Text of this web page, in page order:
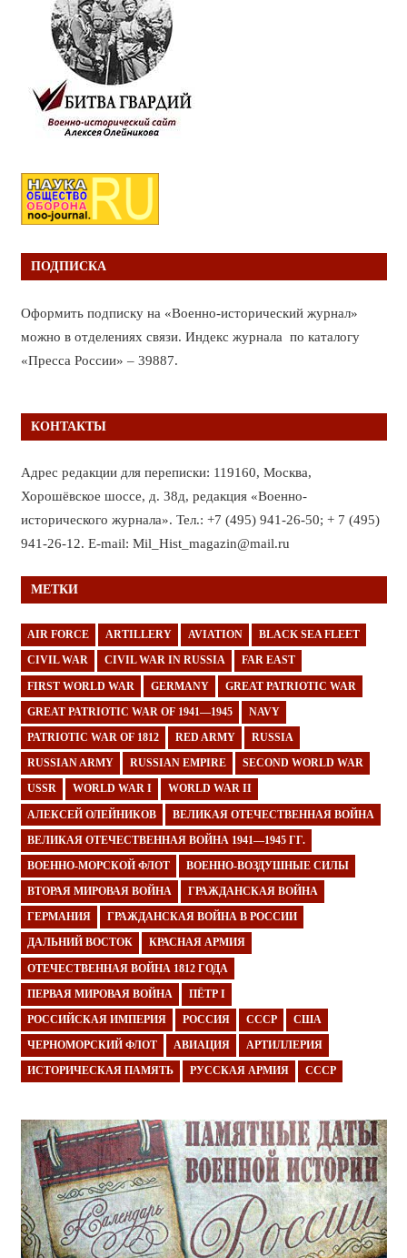
ПОДПИСКА
Оформить подписку на «Военно-исторический журнал»
можно в отделениях связи. Индекс журнала по каталогу
«Пресса России» – 39887.
КОНТАКТЫ
Адрес редакции для переписки: 119160, Москва,
Хорошёвское шоссе, д. 38д, редакция «Военно-
исторического журнала». Тел.: +7 (495) 941-26-50; + 7 (495)
941-26-12. E-mail: Mil_Hist_magazin@mail.ru
МЕТКИ
AIR FORCE ARTILLERY AVIATION BLACK SEA FLEET
CIVIL WAR CIVIL WAR IN RUSSIA FAR EAST
FIRST WORLD WAR GERMANY GREAT PATRIOTIC WAR
GREAT PATRIOTIC WAR OF 1941—1945 NAVY
PATRIOTIC WAR OF 1812 RED ARMY RUSSIA
RUSSIAN ARMY RUSSIAN EMPIRE SECOND WORLD WAR
USSR WORLD WAR I WORLD WAR II
АЛЕКСЕЙ ОЛЕЙНИКОВ ВЕЛИКАЯ ОТЕЧЕСТВЕННАЯ ВОЙНА
ВЕЛИКАЯ ОТЕЧЕСТВЕННАЯ ВОЙНА 1941—1945 ГГ.
ВОЕННО-МОРСКОЙ ФЛОТ ВОЕННО-ВОЗДУШНЫЕ СИЛЫ
ВТОРАЯ МИРОВАЯ ВОЙНА ГРАЖДАНСКАЯ ВОЙНА
ГЕРМАНИЯ ГРАЖДАНСКАЯ ВОЙНА В РОССИИ
ДАЛЬНИЙ ВОСТОК КРАСНАЯ АРМИЯ
ОТЕЧЕСТВЕННАЯ ВОЙНА 1812 ГОДА
ПЕРВАЯ МИРОВАЯ ВОЙНА ПЁТР I
РОССИЙСКАЯ ИМПЕРИЯ РОССИЯ СССР США
ЧЕРНОМОРСКИЙ ФЛОТ АВИАЦИЯ АРТИЛЛЕРИЯ
ИСТОРИЧЕСКАЯ ПАМЯТЬ РУССКАЯ АРМИЯ СССР